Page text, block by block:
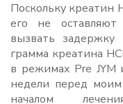
Поскольку креатин
его не
вызвать
грамма креатина
в режимах Pre JYM
недели перед
началом